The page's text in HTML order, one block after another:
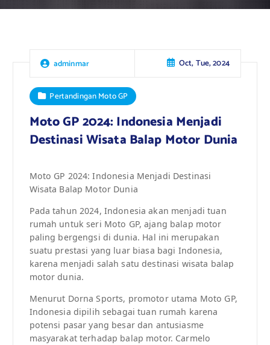
adminmar Oct, Tue, 2024
Pertandingan Moto GP
Moto GP 2024: Indonesia Menjadi
Destinasi Wisata Balap Motor Dunia
Moto GP 2024: Indonesia Menjadi Destinasi
Wisata Balap Motor Dunia
Pada tahun 2024, Indonesia akan menjadi tuan
rumah untuk seri Moto GP, ajang balap motor
paling bergengsi di dunia. Hal ini merupakan
suatu prestasi yang luar biasa bagi Indonesia,
karena menjadi salah satu destinasi wisata balap
motor dunia.
Menurut Dorna Sports, promotor utama Moto GP,
Indonesia dipilih sebagai tuan rumah karena
potensi pasar yang besar dan antusiasme
masyarakat terhadap balap motor. Carmelo